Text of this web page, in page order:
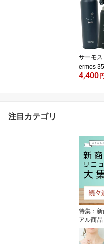
ド】
サーモ
ermos
ml 750ml
4,400 円
注目カテゴリ
特集：
アル商品